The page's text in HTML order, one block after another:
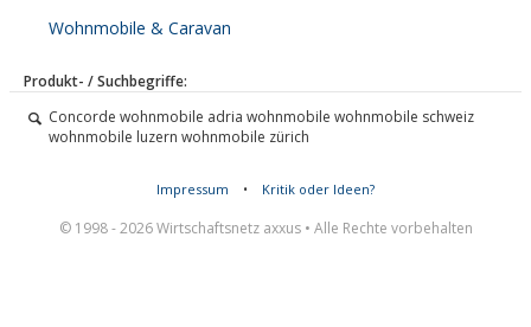
Wohnmobile & Caravan
Produkt- / Suchbegriffe:
Concorde wohnmobile adria wohnmobile wohnmobile schweiz
wohnmobile luzern wohnmobile zürich
Impressum • Kritik oder Ideen?
© 1998 - 2026 Wirtschaftsnetz axxus • Alle Rechte vorbehalten